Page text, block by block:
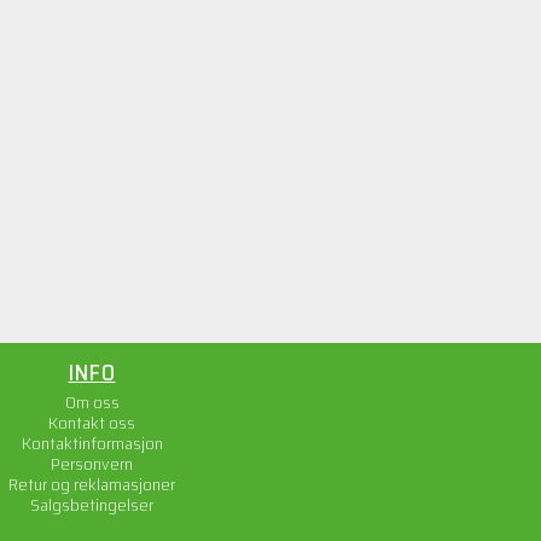
INFO
Om oss
Kontakt oss
Kontaktinformasjon
Personvern
Retur og reklamasjoner
Salgsbetingelser